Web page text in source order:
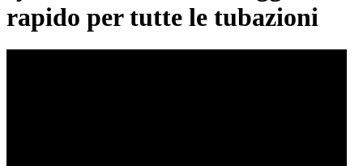
rapido per tutte le tubazioni